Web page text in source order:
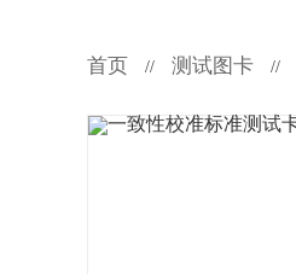
首页 // 测试图卡 //